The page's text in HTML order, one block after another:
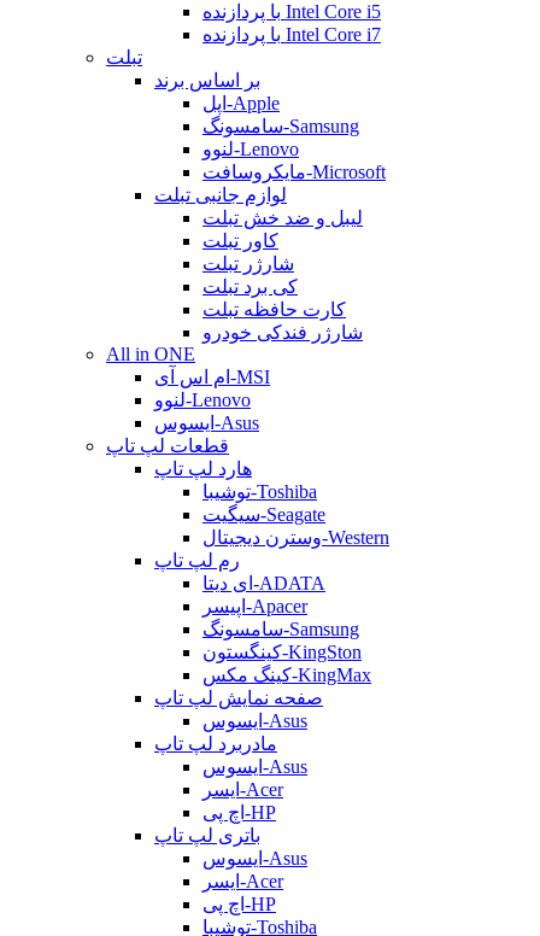
با پردازنده Intel Core i5
با پردازنده Intel Core i7
تبلت
بر اساس برند
اپل-Apple
سامسونگ-Samsung
لنوو-Lenovo
مایکروسافت-Microsoft
لوازم جانبی تبلت
لیبل و ضد خش تبلت
کاور تبلت
شارژر تبلت
کی برد تبلت
کارت حافظه تبلت
شارژر فندکی خودرو
All in ONE
ام اس آی-MSI
لنوو-Lenovo
ایسوس-Asus
قطعات لپ تاپ
هارد لپ تاپ
توشیبا-Toshiba
سیگیت-Seagate
وسترن دیجیتال-Western
رم لپ تاپ
ای دیتا-ADATA
اپیسر-Apacer
سامسونگ-Samsung
کینگستون-KingSton
کینگ مکس-KingMax
صفحه نمایش لپ تاپ
ایسوس-Asus
مادربرد لپ تاپ
ایسوس-Asus
ایسر-Acer
اچ پی-HP
باتری لپ تاپ
ایسوس-Asus
ایسر-Acer
اچ پی-HP
توشیبا-Toshiba